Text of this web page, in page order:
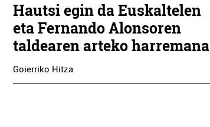
Hautsi egin da Euskaltelen
eta Fernando Alonsoren
taldearen arteko harremana
Goierriko Hitza